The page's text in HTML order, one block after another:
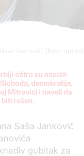
Oliver Ivanović (foto: mc.rs)
oštro su osudili
demokratija,
Mitrovici i naveli da
rešen.
Saša Janković
gubitak za